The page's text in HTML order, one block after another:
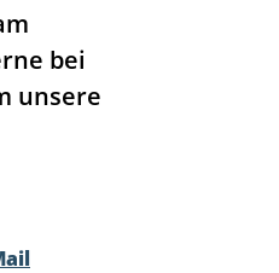
bei
unsere